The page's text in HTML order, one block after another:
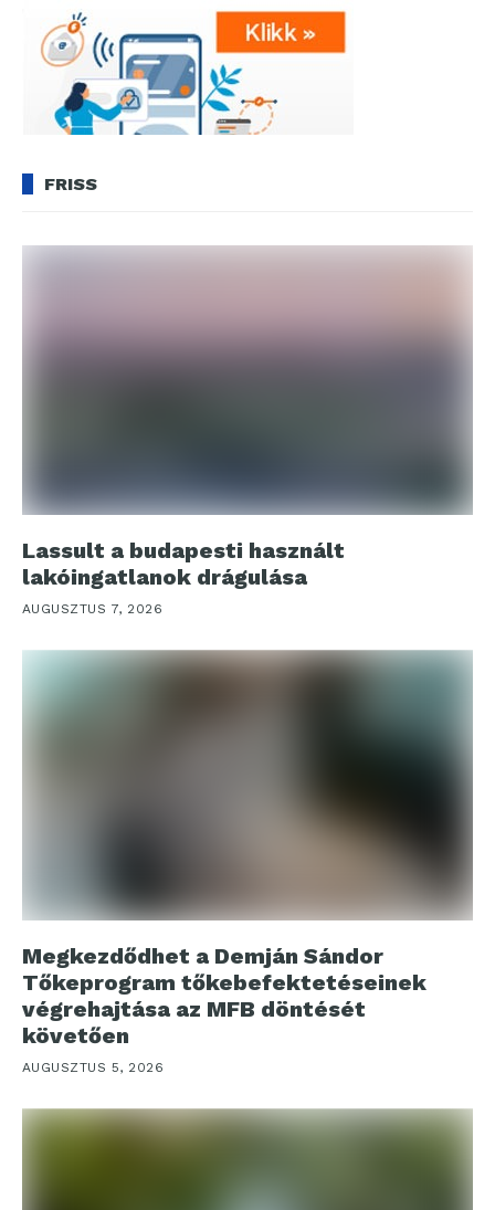
FRISS
Lassult a budapesti használt
lakóingatlanok drágulása
AUGUSZTUS 7, 2026
Megkezdődhet a Demján Sándor
Tőkeprogram tőkebefektetéseinek
végrehajtása az MFB döntését
követően
AUGUSZTUS 5, 2026